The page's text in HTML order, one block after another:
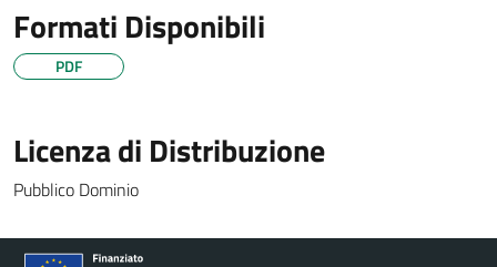
Formati Disponibili
PDF
Licenza di Distribuzione
Pubblico Dominio